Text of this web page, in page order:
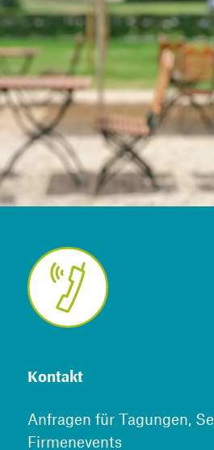
Kontakt
Anfragen für Tagungen,
Firmenevents